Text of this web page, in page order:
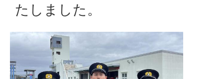
たしました。